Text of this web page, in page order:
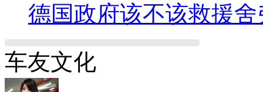
德国政府该不该救援舍
车友文化